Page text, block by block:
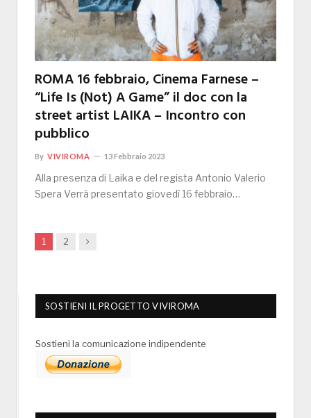
ROMA 16 febbraio, Cinema Farnese –
“Life Is (Not) A Game” il doc con la
street artist LAIKA – Incontro con
pubblico
By VIVIROMA 13 Febbraio 2023
Alla presenza di Laika e del regista Antonio Valerio
Spera Verrà presentato giovedì 16 febbraio…
1 2 Next
SOSTIENI IL PROGETTO VIVIROMA
Sostieni la comunicazione indipendente